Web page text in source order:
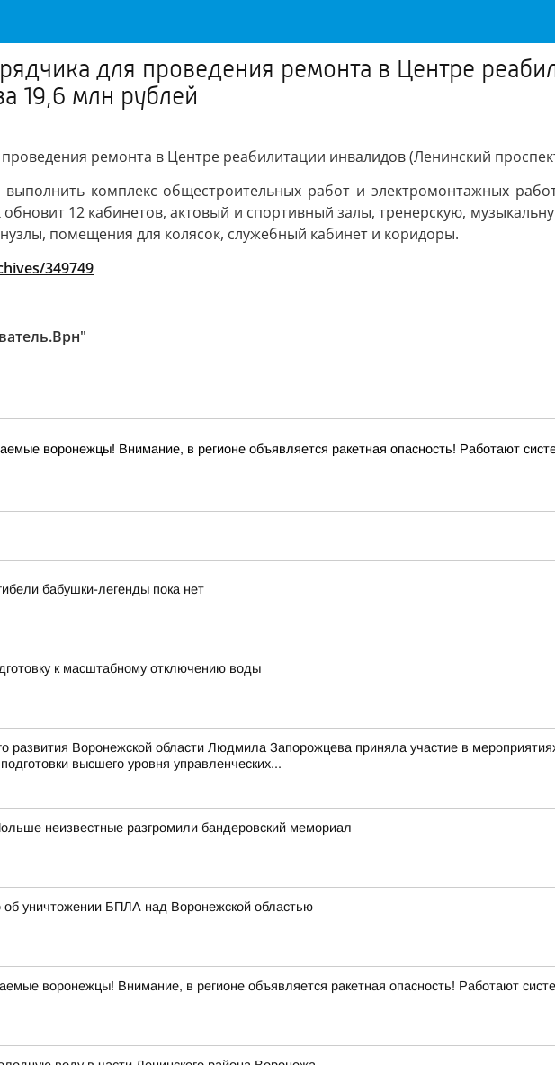
для проведения ремонта в Центре
19,6 млн рублей
ремонта в Центре реабилитации инвалидов (Ленинский
комплекс общестроительных работ и электромонтажных
12 кабинетов, актовый и спортивный залы, тренерскую,
помещения для колясок, служебный кабинет и коридоры.
349749
воронежцы! Внимание, в регионе объявляется ракетная опасность! Работают
бабушки-легенды пока нет
к масштабному отключению воды
развития Воронежской области Людмила Запорожцева приняла участие в
высшего уровня управленческих...
неизвестные разгромили бандеровский мемориал
уничтожении БПЛА над Воронежской областью
воронежцы! Внимание, в регионе объявляется ракетная опасность! Работают